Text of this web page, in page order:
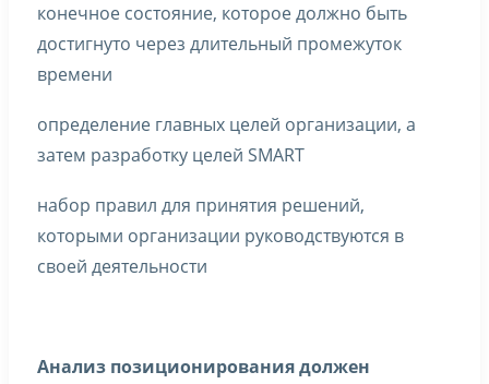
конечное состояние, которое должно быть
достигнуто через длительный промежуток
времени
определение главных целей организации, а
затем разработку целей SMART
набор правил для принятия решений,
которыми организации руководствуются в
своей деятельности
Анализ позиционирования должен